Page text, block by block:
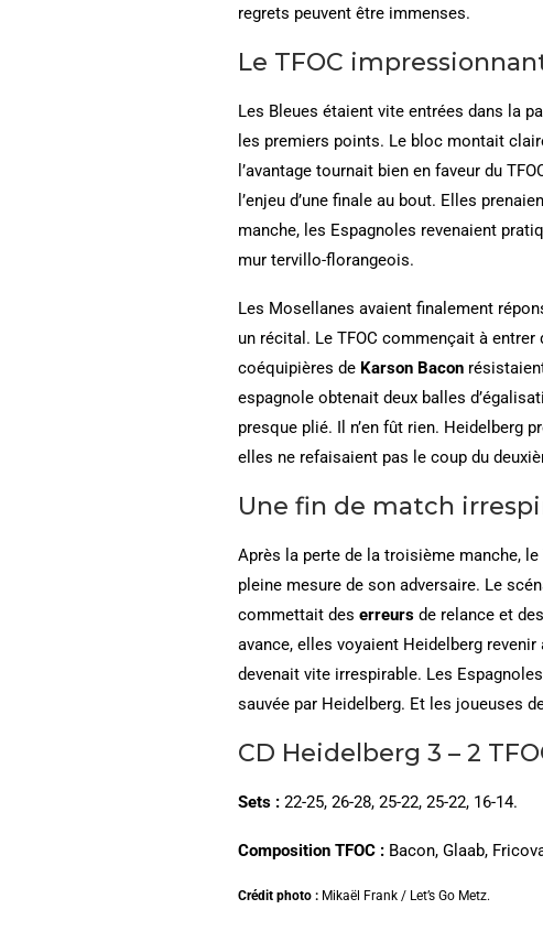
regrets peuvent être immenses.
Le TFOC
Les Bleues étaient vite entrées dans la
les premiers points. Le bloc montait
l’avantage tournait bien en faveur du
l’enjeu d’une finale au bout. Elles
manche, les Espagnoles revenaient
mur tervillo-florangeois.
Les Mosellanes avaient finalement
un récital. Le TFOC commençait à
coéquipières de Karson Bacon
espagnole obtenait deux balles
presque plié. Il n’en fût rien. Heidelberg
elles ne refaisaient pas le coup du
Une fin de match
Après la perte de la troisième manche,
pleine mesure de son adversaire. Le
commettait des erreurs de relance et
avance, elles voyaient Heidelberg
devenait vite irrespirable. Les
sauvée par Heidelberg. Et les joueuses
CD Heidelberg 3 – 2
Sets : 22-25, 26-28, 25-22, 25-22, 16-14.
Composition TFOC : Bacon, Glaab,
Crédit photo : Mikaël Frank / Let’s Go Metz.